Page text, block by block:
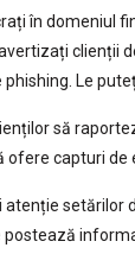
în domeniul
clienții
phishing. Le
să
ofere capturi de
atenție setărilor